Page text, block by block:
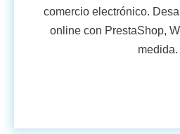
comercio electrónico.
online con PrestaShop,
medida.